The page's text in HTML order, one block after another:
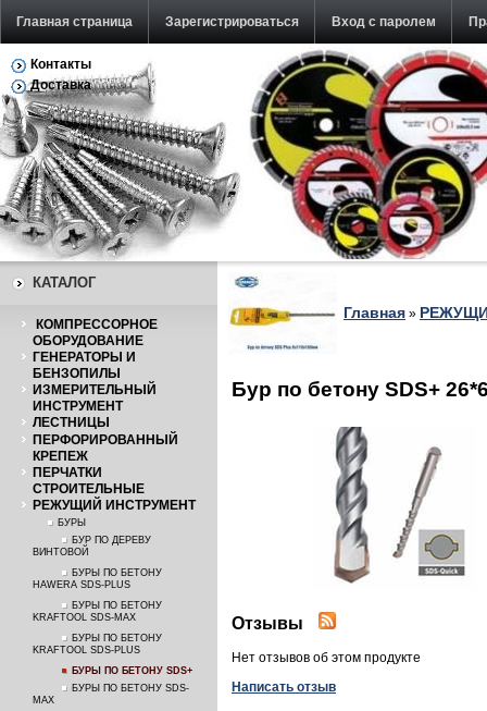
Главная страница Зарегистрироваться Вход с паролем
Обратная связь
Контакты
Доставка
КАТАЛОГ
КОМПРЕССОРНОЕ
ОБОРУДОВАНИЕ
ГЕНЕРАТОРЫ И
БЕНЗОПИЛЫ
ИЗМЕРИТЕЛЬНЫЙ
ИНСТРУМЕНТ
ЛЕСТНИЦЫ
ПЕРФОРИРОВАННЫЙ
КРЕПЕЖ
ПЕРЧАТКИ
СТРОИТЕЛЬНЫЕ
РЕЖУЩИЙ ИНСТРУМЕНТ
БУРЫ
БУР ПО ДЕРЕВУ
ВИНТОВОЙ
БУРЫ ПО БЕТОНУ
HAWERA SDS-PLUS
БУРЫ ПО БЕТОНУ
KRAFTOOL SDS-MAX
БУРЫ ПО БЕТОНУ
KRAFTOOL SDS-PLUS
БУРЫ ПО БЕТОНУ SDS+
БУРЫ ПО БЕТОНУ SDS-
MAX
Главная »
Бур по бетону SDS+
Отзывы
Нет отзывов об этом продукте
Написать отзыв